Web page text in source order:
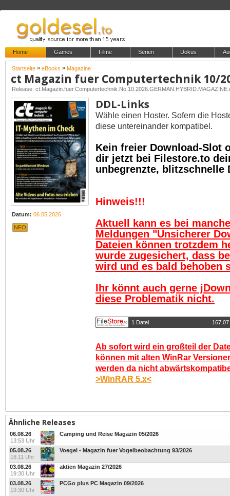
Home Games Filme Serien Dokus
Startseite » eBooks » Magazine
ct Magazin fuer Computertechnik 10/
Release:
Datum: 06.05.2026
NFO
DDL-Links
Wähle einen Hoster. Sofern die
diese untereinander kompatibel.
Kein freier Download-Slot
dir jetzt bei Filestore.to
unbegrenzte, blitzschnelle
Hinweis!!!
Aktuell kann es bei
Meldungen "Unsicherer
Dateien können trotzdem
wurde zugesichert, dass
wird und es bald behoben
Ihr könnt auch gerne
diese Problematik nicht.
1 Datei
Ab sofort wird ein großteil der
können mit alten WinRar
werden da nicht
>WinRAR 5.x<
Ähnliche Releases
06.08.26
13:53 Uhr
Camping und Reise Magazin 05/2026
05.08.26
18:11 Uhr
Voegel - Magazin fuer Vogelbeobachtung 93/2026
03.08.26
19:30 Uhr
aktien Magazin 27/2026
03.08.26
19:30 Uhr
PCGo plus PC Magazin 09/2026